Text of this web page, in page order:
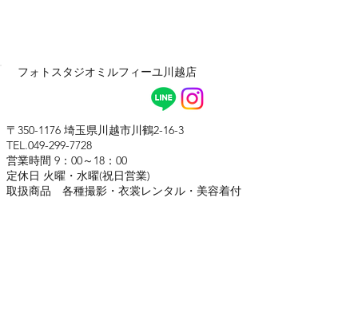
フォトスタジオ​ミルフィーユ川越店
〒350-1176 埼玉県川越市川鶴2-16-3
TEL.049-299-7728
営業時間 9：00～18：00
定休日 火曜・水曜(祝日営業)
取扱商品 各種撮影・衣裳レンタル・美容着付